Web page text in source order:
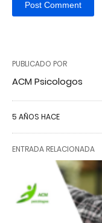
PUBLICADO POR
ACM Psicologos
5 AÑOS HACE
ENTRADA RELACIONADA